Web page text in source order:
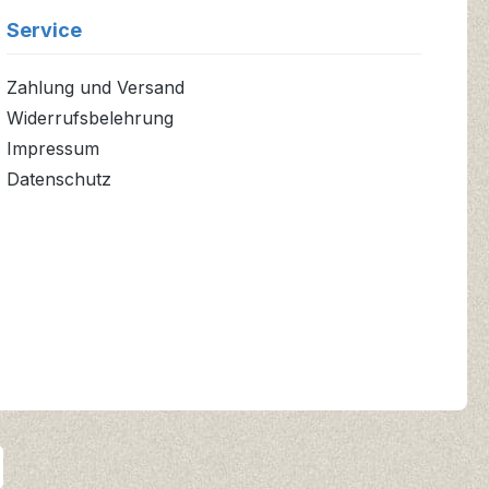
Service
Zahlung und Versand
Widerrufsbelehrung
Impressum
Datenschutz